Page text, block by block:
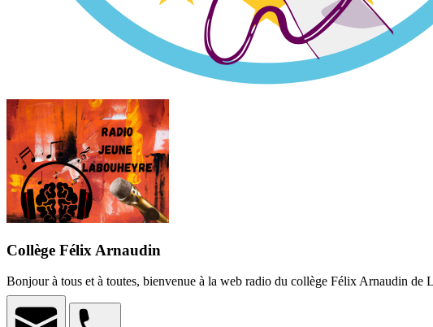
Collège Félix Arnaudin
Bonjour à tous et à toutes, bienvenue à la web radio du collège Félix Arnaudin de